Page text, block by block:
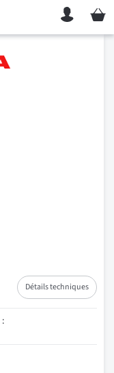
Mon
Détails techniques
: